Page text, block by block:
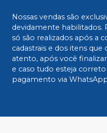
Nossas vendas são
devidamente habilitados.
só são realizados após a
cadastrais e dos itens
atento, após você
e caso tudo esteja
pagamento via